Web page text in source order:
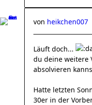
von heikchen007
Läuft doch...
du deine weitere
absolvieren
Hatte letzten
30er in der